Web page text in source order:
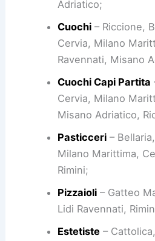
Adriatico;
Cuochi– Riccione,
Cervia, Milano
Ravennati, Misano
Cuochi Capi Partita
Cervia, Milano
Misano Adriatico,
Pasticceri–
Milano Marittima,
Rimini;
Pizzaioli– Gatteo
Lidi Ravennati,
Estetiste–